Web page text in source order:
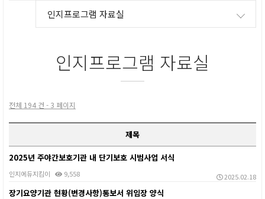
인지프로그램 자료실
인지프로그램 자료실
전체 194 건 - 3 페이지
제목
2025년 주야간보호기관 내 단기보호 시범사업 서식
인지에듀지킴이 9,558 2025.02.18
장기요양기관 현황(변경사항)통보서 위임장 양식